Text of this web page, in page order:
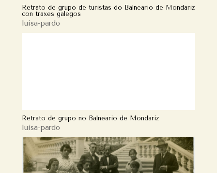
Retrato de grupo de turistas do Balneario de Mondariz
con traxes galegos
luisa-pardo
Retrato de grupo no Balneario de Mondariz
luisa-pardo